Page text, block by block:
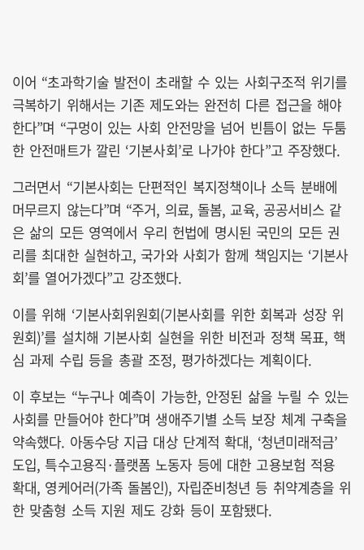
이어 “초과학기술 발전이 초래할 수 있는 사회구조적 위기를
극복하기 위해서는 기존 제도와는 완전히 다른 접근을 해야
한다”며 “구멍이 있는 사회 안전망을 넘어 빈틈이 없는 두툼
한 안전매트가 깔린 ‘기본사회’로 나가야 한다”고 주장했다.
그러면서 “기본사회는 단편적인 복지정책이나 소득 분배에
머무르지 않는다”며 “주거, 의료, 돌봄, 교육, 공공서비스 같
은 삶의 모든 영역에서 우리 헌법에 명시된 국민의 모든 권
리를 최대한 실현하고, 국가와 사회가 함께 책임지는 ‘기본사
회’를 열어가겠다”고 강조했다.
이를 위해 ‘기본사회위원회(기본사회를 위한 회복과 성장 위
원회)’를 설치해 기본사회 실현을 위한 비전과 정책 목표, 핵
심 과제 수립 등을 총괄 조정, 평가하겠다는 계획이다.
이 후보는 “누구나 예측이 가능한, 안정된 삶을 누릴 수 있는
사회를 만들어야 한다”며 생애주기별 소득 보장 체계 구축을
약속했다. 아동수당 지급 대상 단계적 확대, ‘청년미래적금’
도입, 특수고용직·플랫폼 노동자 등에 대한 고용보험 적용
확대, 영케어러(가족 돌봄인), 자립준비청년 등 취약계층을 위
한 맞춤형 소득 지원 제도 강화 등이 포함됐다.